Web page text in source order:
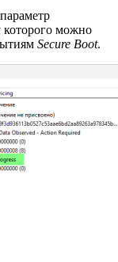
можно
Secure Boot.